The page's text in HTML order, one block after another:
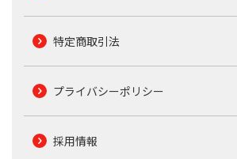
特定商取引法
プライバシーポリシー
採用情報